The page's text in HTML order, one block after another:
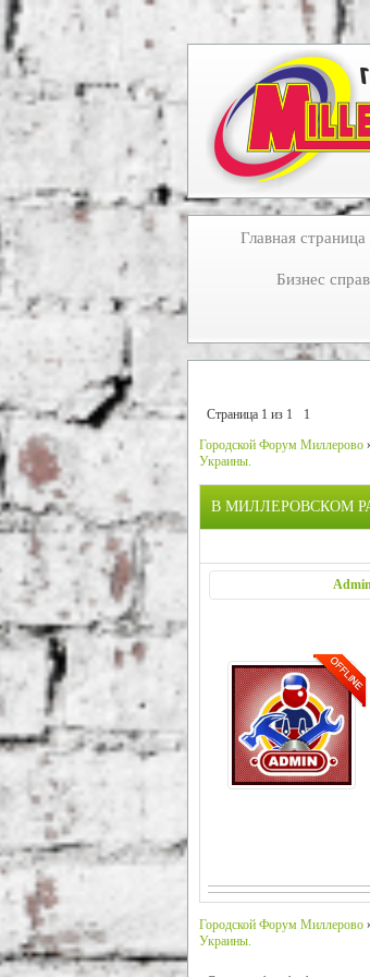
Главная страница
Бизнес
Страница 1 из 1
1
Городской Форум Миллерово
Украины.
В МИЛЛЕРОВСКОМ
Городской Форум Миллерово
Украины.